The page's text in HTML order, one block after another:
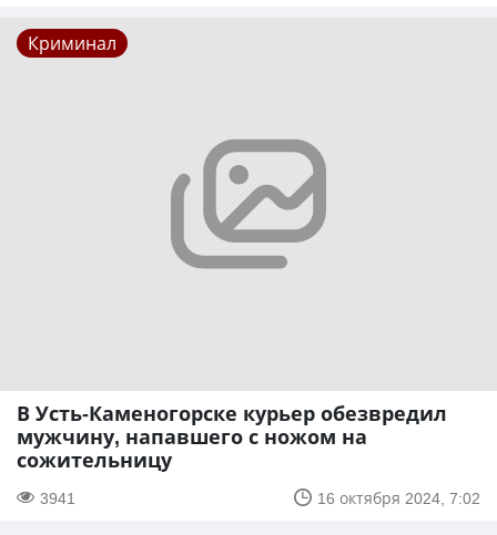
Криминал
В Усть-Каменогорске курьер обезвредил
мужчину, напавшего с ножом на
сожительницу
3941 16 октября 2024, 7:02